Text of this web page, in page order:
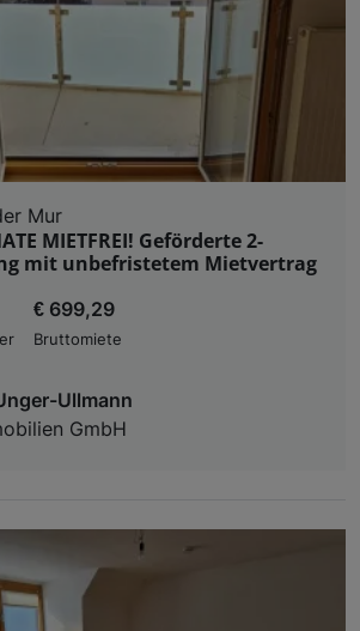
Mur
MIETFREI! Geförderte 2-
mit unbefristetem Mietvertrag
€ 699,29
Bruttomiete
Ullmann
GmbH